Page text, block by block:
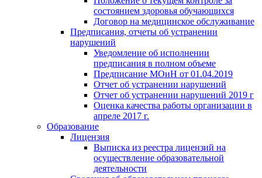
состоянием здоровья обучающихся
Договор на медицинское обслуживание
Предписания, отчеты об устранении
нарушений
Уведомление об исполнении
предписания в полном объеме
Предписание МОиН от 01.04.2019
Отчет об устранении нарушений
Отчет об устранении нарушений 2019 г
Оценка качества работы организации в
апреле 2017 г.
Образование
Лицензия
Выписка из реестра лицензий на
осуществление образовательной
деятельности